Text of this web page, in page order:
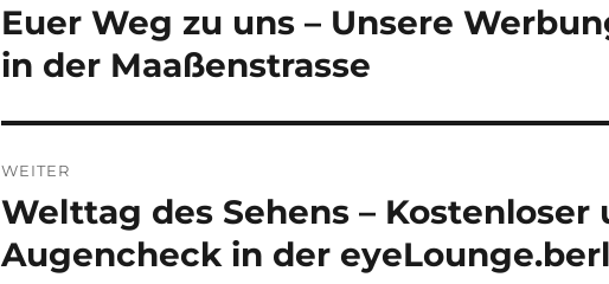
Vorheriger
Beitrag:
Euer Weg zu uns – Unsere
in der Maaßenstrasse
WEITER
Nächster
Beitrag:
Welttag des Sehens –
Augencheck in der